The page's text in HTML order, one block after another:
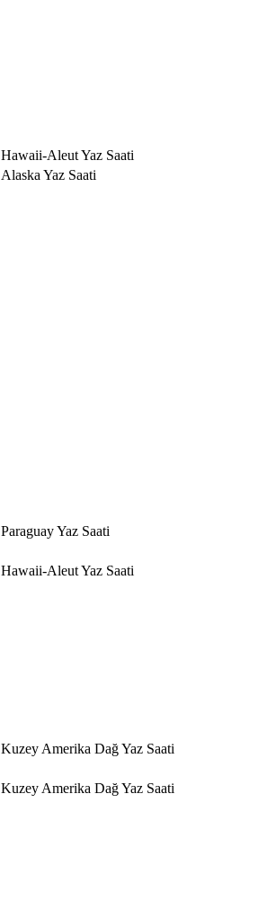
Hawaii-Aleut Yaz Saati
Alaska Yaz Saati
Paraguay Yaz Saati
Hawaii-Aleut Yaz Saati
Kuzey Amerika Dağ Yaz Saati
Kuzey Amerika Dağ Yaz Saati